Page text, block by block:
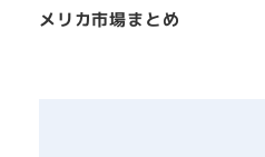
メリカ市場まとめ